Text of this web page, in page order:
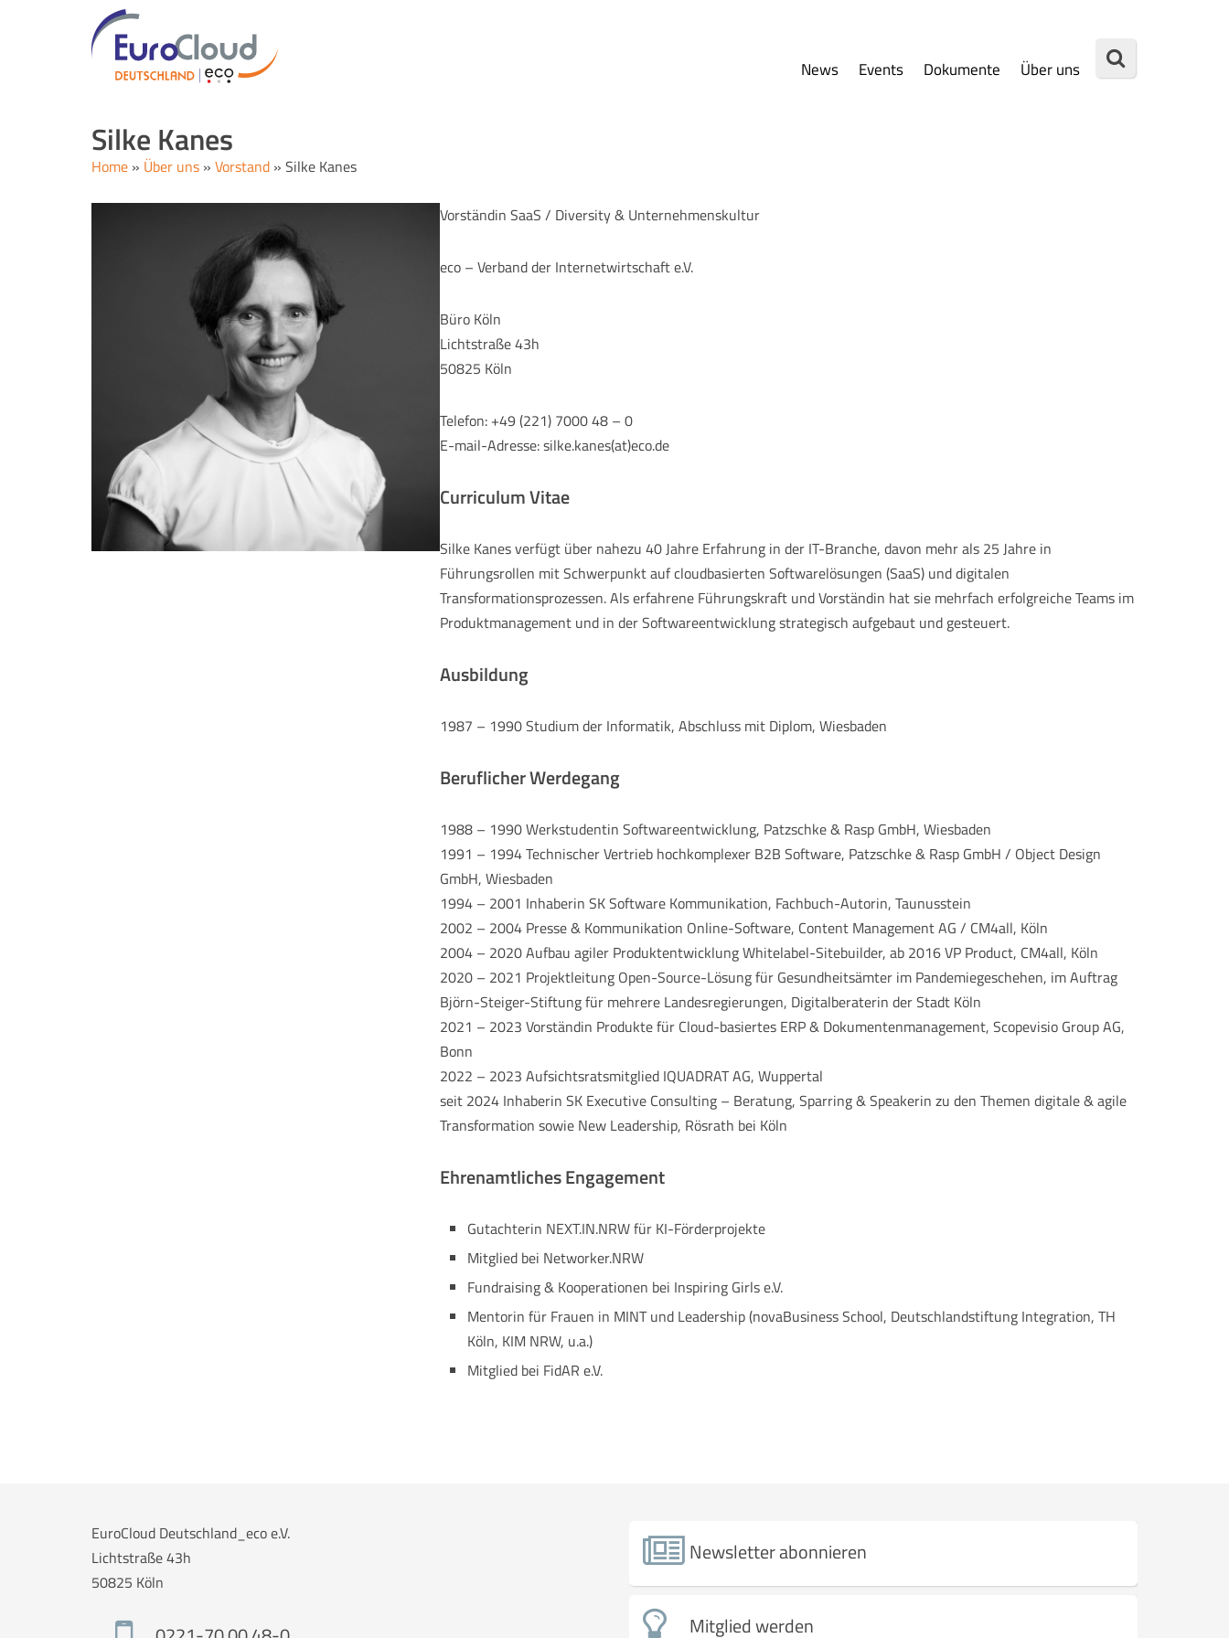
News Events Dokumente Über uns
Silke Kanes
Home » Über uns » Vorstand » Silke Kanes
Vorständin SaaS / Diversity & Unternehmenskultur
eco – Verband der Internetwirtschaft e.V.
Büro Köln
Lichtstraße 43h
50825 Köln
Telefon: +49 (221) 7000 48 – 0
E-mail-Adresse: silke.kanes(at)eco.de
Curriculum Vitae
Silke Kanes verfügt über nahezu 40 Jahre Erfahrung in der IT-Branche, davon mehr als 25 Jahre in
Führungsrollen mit Schwerpunkt auf cloudbasierten Softwarelösungen (SaaS) und digitalen
Transformationsprozessen. Als erfahrene Führungskraft und Vorständin hat sie mehrfach erfolgreiche Teams im
Produktmanagement und in der Softwareentwicklung strategisch aufgebaut und gesteuert.
Ausbildung
1987 – 1990 Studium der Informatik, Abschluss mit Diplom, Wiesbaden
Beruflicher Werdegang
1988 – 1990 Werkstudentin Softwareentwicklung, Patzschke & Rasp GmbH, Wiesbaden
1991 – 1994 Technischer Vertrieb hochkomplexer B2B Software, Patzschke & Rasp GmbH / Object Design
GmbH, Wiesbaden
1994 – 2001 Inhaberin SK Software Kommunikation, Fachbuch-Autorin, Taunusstein
2002 – 2004 Presse & Kommunikation Online-Software, Content Management AG / CM4all, Köln
2004 – 2020 Aufbau agiler Produktentwicklung Whitelabel-Sitebuilder, ab 2016 VP Product, CM4all, Köln
2020 – 2021 Projektleitung Open-Source-Lösung für Gesundheitsämter im Pandemiegeschehen, im Auftrag
Björn-Steiger-Stiftung für mehrere Landesregierungen, Digitalberaterin der Stadt Köln
2021 – 2023 Vorständin Produkte für Cloud-basiertes ERP & Dokumentenmanagement, Scopevisio Group AG,
Bonn
2022 – 2023 Aufsichtsratsmitglied IQUADRAT AG, Wuppertal
seit 2024 Inhaberin SK Executive Consulting – Beratung, Sparring & Speakerin zu den Themen digitale & agile
Transformation sowie New Leadership, Rösrath bei Köln
Ehrenamtliches Engagement
Gutachterin NEXT.IN.NRW für KI-Förderprojekte
Mitglied bei Networker.NRW
Fundraising & Kooperationen bei Inspiring Girls e.V.
Mentorin für Frauen in MINT und Leadership (novaBusiness School, Deutschlandstiftung Integration, TH
Köln, KIM NRW, u.a.)
Mitglied bei FidAR e.V.
EuroCloud Deutschland_eco e.V.
Lichtstraße 43h
50825 Köln
Newsletter abonnieren
Mitglied werden